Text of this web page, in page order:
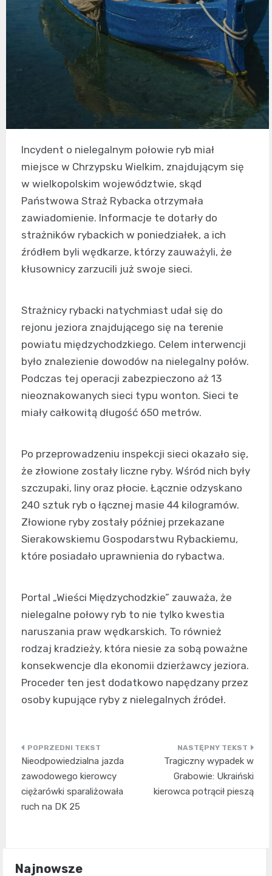
Incydent o nielegalnym połowie ryb miał
miejsce w Chrzypsku Wielkim, znajdującym się
w wielkopolskim województwie, skąd
Państwowa Straż Rybacka otrzymała
zawiadomienie. Informacje te dotarły do
strażników rybackich w poniedziałek, a ich
źródłem byli wędkarze, którzy zauważyli, że
kłusownicy zarzucili już swoje sieci.
Strażnicy rybacki natychmiast udał się do
rejonu jeziora znajdującego się na terenie
powiatu międzychodzkiego. Celem interwencji
było znalezienie dowodów na nielegalny połów.
Podczas tej operacji zabezpieczono aż 13
nieoznakowanych sieci typu wonton. Sieci te
miały całkowitą długość 650 metrów.
Po przeprowadzeniu inspekcji sieci okazało się,
że złowione zostały liczne ryby. Wśród nich były
szczupaki, liny oraz płocie. Łącznie odzyskano
240 sztuk ryb o łącznej masie 44 kilogramów.
Złowione ryby zostały później przekazane
Sierakowskiemu Gospodarstwu Rybackiemu,
które posiadało uprawnienia do rybactwa.
Portal „Wieści Międzychodzkie” zauważa, że
nielegalne połowy ryb to nie tylko kwestia
naruszania praw wędkarskich. To również
rodzaj kradzieży, która niesie za sobą poważne
konsekwencje dla ekonomii dzierżawcy jeziora.
Proceder ten jest dodatkowo napędzany przez
osoby kupujące ryby z nielegalnych źródeł.
Nawigacja
wpisu
Nieodpowiedzialna jazda
zawodowego kierowcy
ciężarówki sparaliżowała
ruch na DK 25
Tragiczny wypadek w
Grabowie: Ukraiński
kierowca potrącił pieszą
Najnowsze